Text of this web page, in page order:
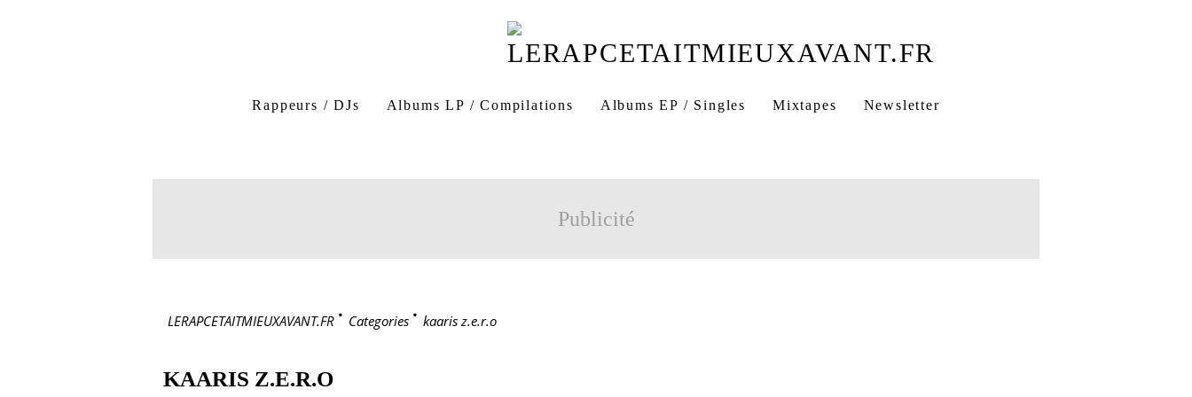
Rappeurs / DJs Albums LP / Compilations Albums EP / Singles Mixtapes Newsletter
Publicité
LERAPCETAITMIEUXAVANT.FR > Categories > kaaris z.e.r.o
KAARIS Z.E.R.O